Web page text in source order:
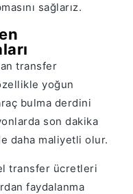
sağlarız.
transfer
yoğun
bulma derdini
son dakika
daha maliyetli olur.
transfer ücretleri
faydalanma